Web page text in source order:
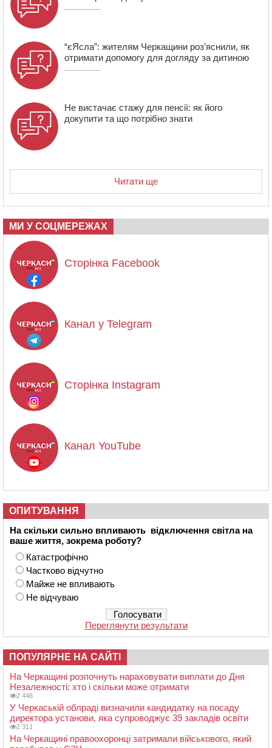
“єЯсла”: жителям Черкащини роз’яснили, як
отримати допомогу для догляду за дитиною
Не вистачає стажу для пенсії: як його
докупити та що потрібно знати
Читати ще
МИ У СОЦМЕРЕЖАХ
Сторінка Facebook
Канал у Telegram
Сторінка Instagram
Канал YouTube
ОПИТУВАННЯ
На скільки сильно впливають відключення світла на
ваше життя, зокрема роботу?
Катастрофічно
Частково відчутно
Майже не впливають
Не відчуваю
Переглянути результати
ПОПУЛЯРНЕ НА САЙТІ
На Черкащині розпочнуть нараховувати виплати до Дня
Незалежності: хто і скільки може отримати
2 446
У Черкаській облраді визначили кандидатку на посаду
директора установи, яка супроводжує 39 закладів освіти
2 311
На Черкащині правоохоронці затримали військового, який